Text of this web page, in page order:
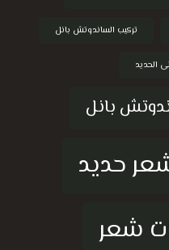
تركيب الساندوتش بانل
الحديد
بانل
حديد
شعر